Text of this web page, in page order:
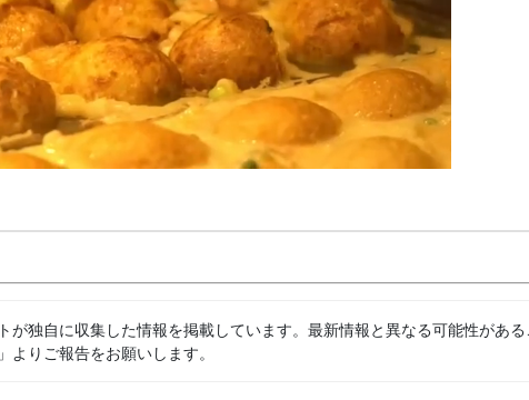
独自に収集した情報を掲載しています。最新情報と異なる可能性があ
」よりご報告をお願いします。